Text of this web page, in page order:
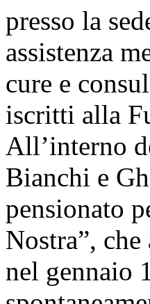
presso la
assistenza
cure e
iscritti alla
All’interno
Bianchi e
pensionato
Nostra”,
nel gennaio